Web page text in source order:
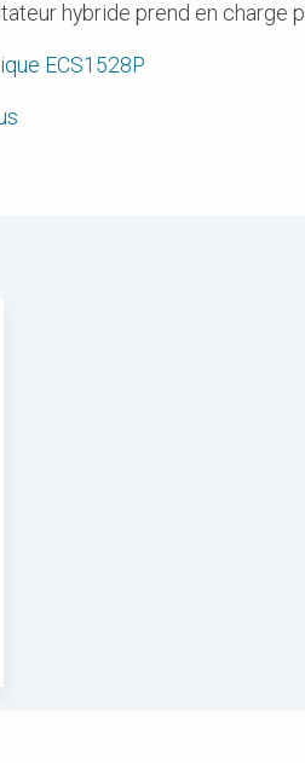
hybride prend en charge
ECS1528P